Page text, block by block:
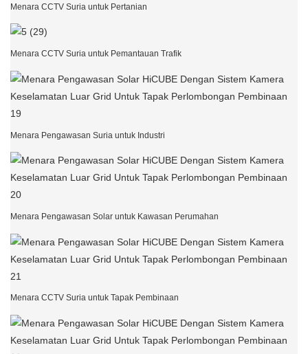
Menara CCTV Suria untuk Pertanian
Menara CCTV Suria untuk Pemantauan Trafik
Menara Pengawasan Suria untuk Industri
Menara Pengawasan Solar untuk Kawasan Perumahan
Menara CCTV Suria untuk Tapak Pembinaan